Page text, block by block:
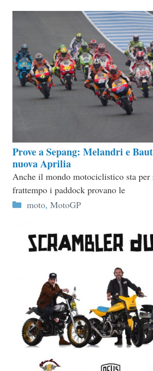
Prove a Sepang: Melandri e
nuova Aprilia
Anche il mondo motociclistico sta per
frattempo i paddock provano le
Categorie
moto, MotoGP